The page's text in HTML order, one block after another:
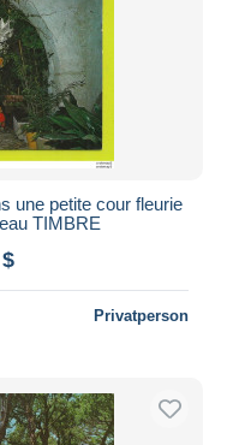
une petite cour fleurie
TIMBRE
Privatperson